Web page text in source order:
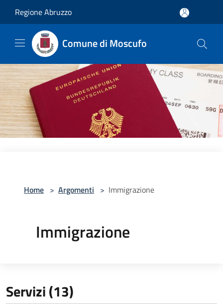
Regione Abruzzo
Comune di Moscufo
Home > Argomenti > Immigrazione
Immigrazione
Servizi (13)